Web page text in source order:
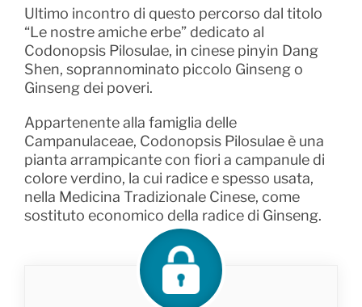
Ultimo incontro di questo percorso dal titolo
“Le nostre amiche erbe” dedicato al
Codonopsis Pilosulae, in cinese pinyin Dang
Shen, soprannominato piccolo Ginseng o
Ginseng dei poveri.
Appartenente alla famiglia delle
Campanulaceae, Codonopsis Pilosulae è una
pianta arrampicante con fiori a campanule di
colore verdino, la cui radice e spesso usata,
nella Medicina Tradizionale Cinese, come
sostituto economico della radice di Ginseng.